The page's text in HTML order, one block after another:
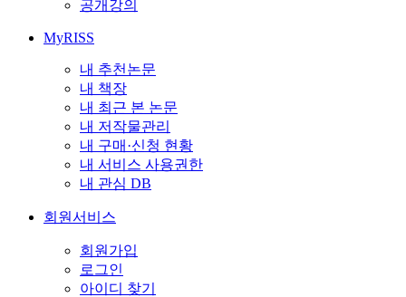
공개강의
MyRISS
내 추천논문
내 책장
내 최근 본 논문
내 저작물관리
내 구매·신청 현황
내 서비스 사용권한
내 관심 DB
회원서비스
회원가입
로그인
아이디 찾기